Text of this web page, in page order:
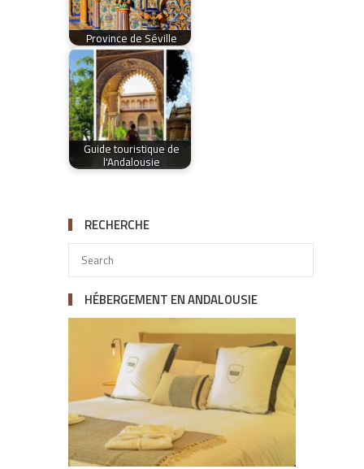
Province de Séville
Guide touristique de
l'Andalousie
RECHERCHE
HÉBERGEMENT EN ANDALOUSIE